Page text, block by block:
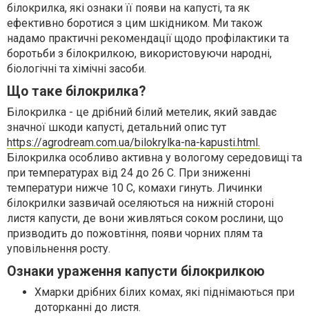
білокрилка, які ознаки її появи на капусті, та як
ефективно боротися з цим шкідником. Ми також
надамо практичні рекомендації щодо профілактики та
боротьби з білокрилкою, використовуючи народні,
біологічні та хімічні засоби.
Що таке білокрилка?
Білокрилка - це дрібний білий метелик, який завдає
значної шкоди капусті, детальний опис тут
https://agrodream.com.ua/bilokrylka-na-kapusti.html.
Білокрилка особливо активна у вологому середовищі та
при температурах від 24 до 26 С. При зниженні
температури нижче 10 С, комахи гинуть. Личинки
білокрилки зазвичай оселяються на нижній стороні
листя капусти, де вони живляться соком рослини, що
призводить до пожовтіння, появи чорних плям та
уповільнення росту.
Ознаки ураження капусти білокрилкою
Хмарки дрібних білих комах, які піднімаються при
доторканні до листя.